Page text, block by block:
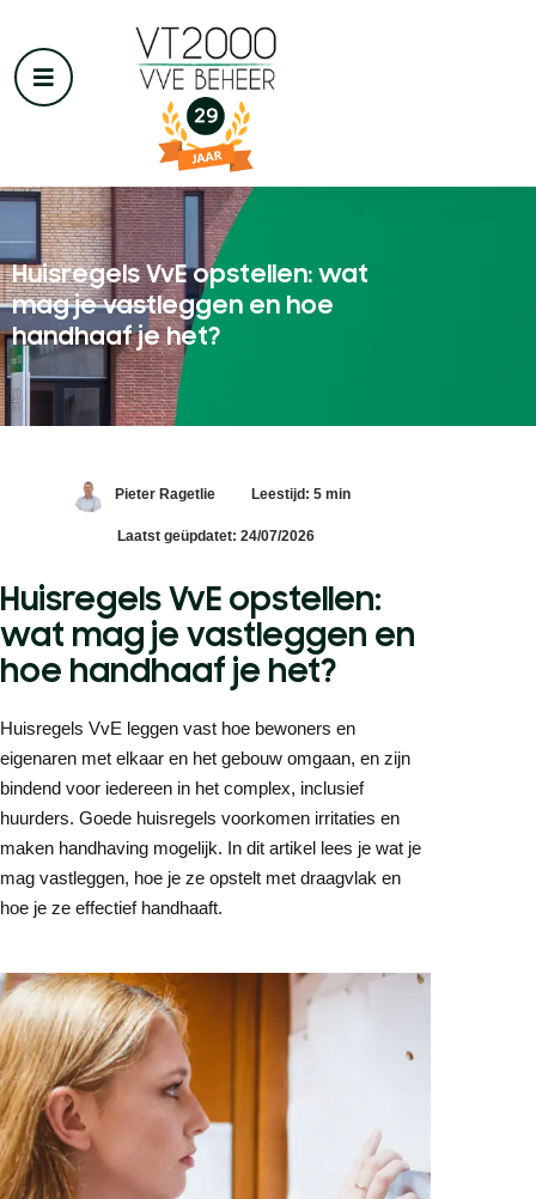
Huisregels VvE opstellen: wat
mag je vastleggen en hoe
handhaaf je het?
Pieter Ragetlie Leestijd: 5 min
Laatst geüpdatet: 24/07/2026
Huisregels VvE opstellen:
wat mag je vastleggen en
hoe handhaaf je het?
Huisregels VvE leggen vast hoe bewoners en
eigenaren met elkaar en het gebouw omgaan, en zijn
bindend voor iedereen in het complex, inclusief
huurders. Goede huisregels voorkomen irritaties en
maken handhaving mogelijk. In dit artikel lees je wat je
mag vastleggen, hoe je ze opstelt met draagvlak en
hoe je ze effectief handhaaft.